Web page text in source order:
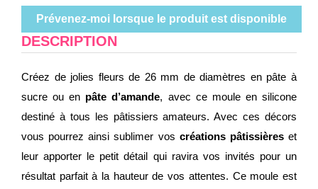
Prévenez-moi lorsque le produit est disponible
DESCRIPTION
Créez de jolies fleurs de 26 mm de diamètres en pâte à
sucre ou en pâte d’amande, avec ce moule en silicone
destiné à tous les pâtissiers amateurs. Avec ces décors
vous pourrez ainsi sublimer vos créations pâtissièreset
leur apporter le petit détail qui ravira vos invités pour un
résultat parfait à la hauteur de vos attentes. Ce moule est